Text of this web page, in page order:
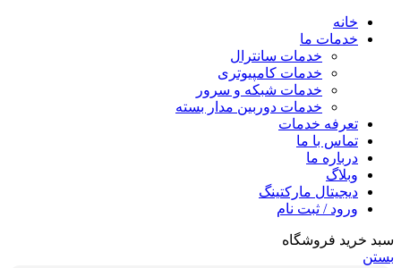
خانه
خدمات ما
خدمات سانترال
خدمات کامپیوتری
خدمات شبکه و سرور
خدمات دوربین مدار بسته
تعرفه خدمات
تماس با ما
درباره ما
وبلاگ
دیجیتال مارکتینگ
ورود / ثبت نام
سبد خرید فروشگاه
بستن